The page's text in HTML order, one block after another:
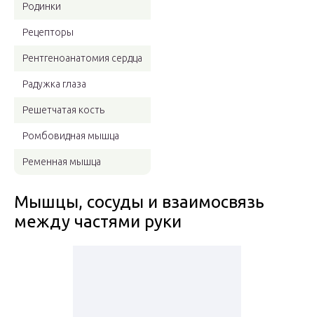
Родинки
Рецепторы
Рентгеноанатомия сердца
Радужка глаза
Решетчатая кость
Ромбовидная мышца
Ременная мышца
Мышцы, сосуды и взаимосвязь
между частями руки